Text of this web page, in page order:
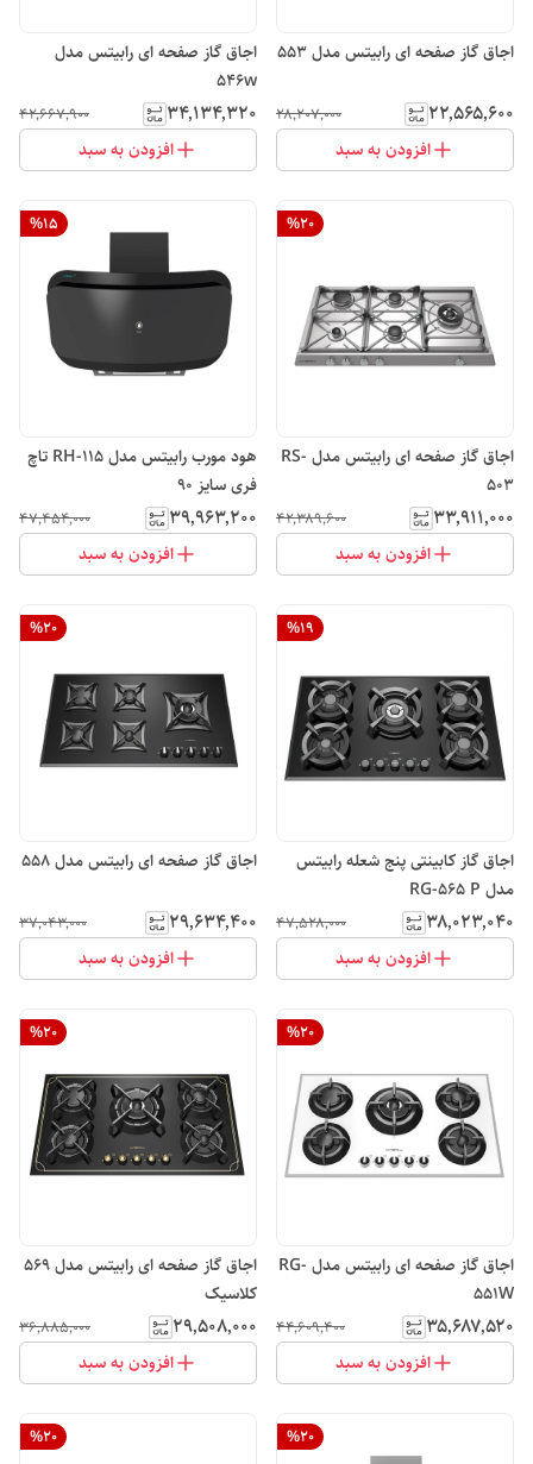
اجاق گاز صفحه ای رابیتس مدل 553
۲۲٬۵۶۵٬۶۰۰ ۲۸٬۲۰۷٬۰۰۰
افزودن به سبد
اجاق گاز صفحه ای رابیتس مدل
546w
۳۴٬۱۳۴٬۳۲۰ ۴۲٬۶۶۷٬۹۰۰
افزودن به سبد
%20
اجاق گاز صفحه ای رابیتس مدل RS-
503
۳۳٬۹۱۱٬۰۰۰ ۴۲٬۳۸۹٬۶۰۰
افزودن به سبد
%15
هود مورب رابیتس مدل RH-115 تاچ
فری سایز 90
۳۹٬۹۶۳٬۲۰۰ ۴۷٬۴۵۴٬۰۰۰
افزودن به سبد
%19
اجاق گاز کابینتی پنج شعله رابیتس
مدل RG-565 P
۳۸٬۰۲۳٬۰۴۰ ۴۷٬۵۲۸٬۰۰۰
افزودن به سبد
%20
اجاق گاز صفحه ای رابیتس مدل 558
۲۹٬۶۳۴٬۴۰۰ ۳۷٬۰۴۳٬۰۰۰
افزودن به سبد
%20
اجاق گاز صفحه ای رابیتس مدل RG-
551W
۳۵٬۶۸۷٬۵۲۰ ۴۴٬۶۰۹٬۴۰۰
افزودن به سبد
%20
اجاق گاز صفحه ای رابیتس مدل 569
کلاسیک
۲۹٬۵۰۸٬۰۰۰ ۳۶٬۸۸۵٬۰۰۰
افزودن به سبد
%20
%20